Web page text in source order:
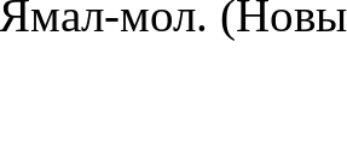
мол.